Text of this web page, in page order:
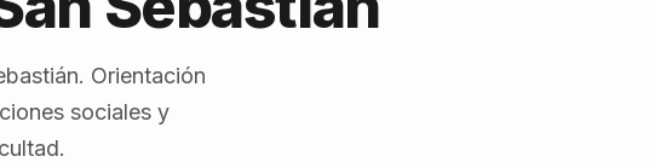
Orientación
sociales y